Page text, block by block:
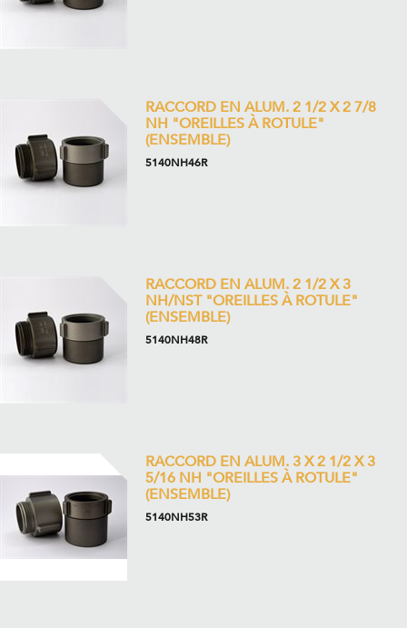
RACCORD EN ALUM. 2 1/2 X 2 7/8
NH "OREILLES À ROTULE"
(ENSEMBLE)
5140NH46R
RACCORD EN ALUM. 2 1/2 X 3
NH/NST "OREILLES À ROTULE"
(ENSEMBLE)
5140NH48R
RACCORD EN ALUM. 3 X 2 1/2 X 3
5/16 NH "OREILLES À ROTULE"
(ENSEMBLE)
5140NH53R